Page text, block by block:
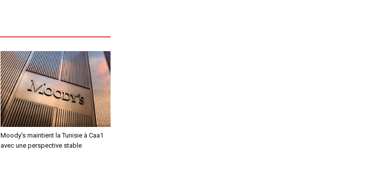
Moody’s maintient la Tunisie à Caa1
avec une perspective stable